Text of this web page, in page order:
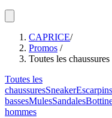
CAPRICE/
Promos /
Toutes les chaussures
Toutes les
chaussuresSneakerEscarpins
bassesMulesSandales
hommes